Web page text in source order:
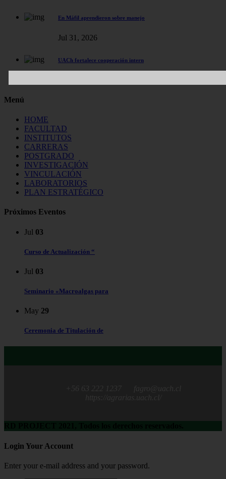
En Máfil aprendieron sobre manejo
Jul 31, 2026
UACh fortalece cooperación intern
Menú
HOME
FACULTAD
INSTITUTOS
CARRERAS
POSTGRADO
INVESTIGACIÓN
VINCULACIÓN
LABORATORIOS
PLAN ESTRATÉGICO
Próximos Eventos
Jul 03
Curso de Actualización “
Jul 03
Seminario «Macroalgas para
May 29
Ceremonia de Titulación de
Login Your Account
Enter your e-mail address and your password.